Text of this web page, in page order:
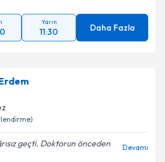
Yarın
11:30 Daha Fazla
geçti. Doktorun önceden
Devamı